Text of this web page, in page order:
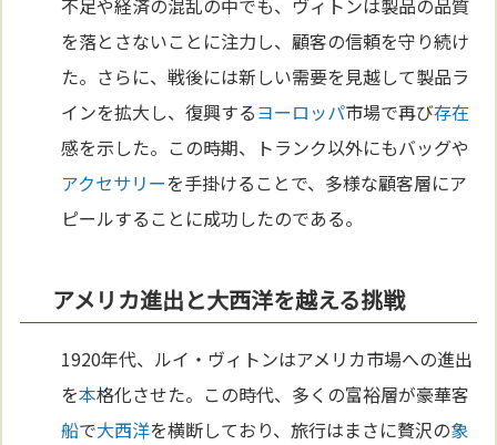
不足や経済の混乱の中でも、ヴィトンは製品の品質
を落とさないことに注力し、顧客の信頼を守り続け
た。さらに、戦後には新しい需要を見越して製品ラ
インを拡大し、復興するヨーロッパ市場で再び存在
感を示した。この時期、トランク以外にもバッグや
アクセサリーを手掛けることで、多様な顧客層にア
ピールすることに成功したのである。
アメリカ進出と大西洋を越える挑戦
1920年代、ルイ・ヴィトンはアメリカ市場への進出
を本格化させた。この時代、多くの富裕層が豪華客
船で大西洋を横断しており、旅行はまさに贅沢の象